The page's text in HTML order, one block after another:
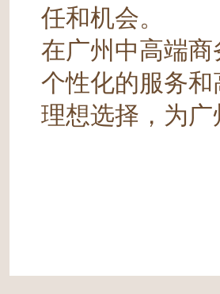
任和机会。
在广州中高端
个性化的服务
理想选择，为